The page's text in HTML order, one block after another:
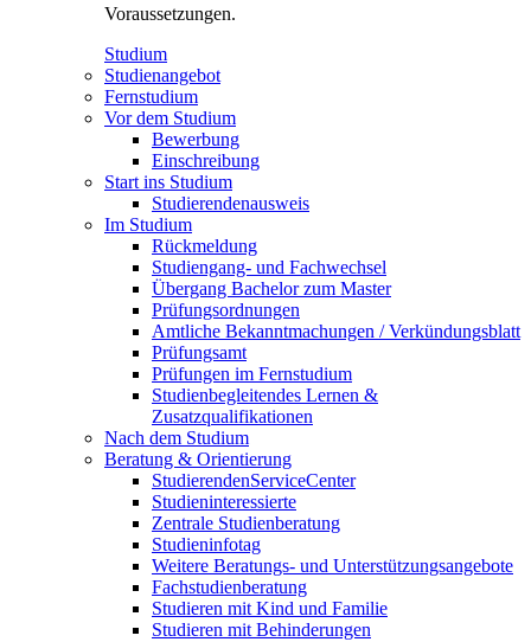
Voraussetzungen.
Studium
Studienangebot
Fernstudium
Vor dem Studium
Bewerbung
Einschreibung
Start ins Studium
Studierendenausweis
Im Studium
Rückmeldung
Studiengang- und Fachwechsel
Übergang Bachelor zum Master
Prüfungsordnungen
Amtliche Bekanntmachungen / Verkündungsblatt
Prüfungsamt
Prüfungen im Fernstudium
Studienbegleitendes Lernen &
Zusatzqualifikationen
Nach dem Studium
Beratung & Orientierung
StudierendenServiceCenter
Studieninteressierte
Zentrale Studienberatung
Studieninfotag
Weitere Beratungs- und Unterstützungsangebote
Fachstudienberatung
Studieren mit Kind und Familie
Studieren mit Behinderungen